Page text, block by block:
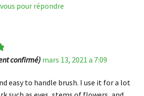
pour répondre
confirmé) mars 13, 2021 a 7:09
easy to handle brush. I use it for a lot